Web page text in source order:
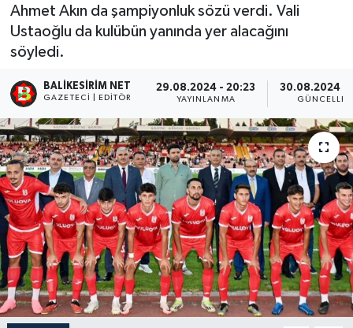
Ahmet Akın da şampiyonluk sözü verdi. Vali
Ustaoğlu da kulübün yanında yer alacağını
söyledi.
BALIKESIRIM NET
GAZETECI | EDITÖR
29.08.2024 - 20:23
YAYINLANMA
30.08.2024 -